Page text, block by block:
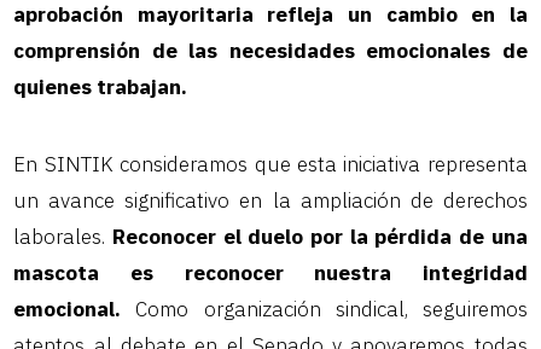
aprobación mayoritaria refleja un cambio en la
comprensión de las necesidades emocionales de
quienes trabajan.
En SINTIK consideramos que esta iniciativa representa
un avance significativo en la ampliación de derechos
laborales. Reconocer el duelo por la pérdida de una
mascota es reconocer nuestra integridad
emocional. Como organización sindical, seguiremos